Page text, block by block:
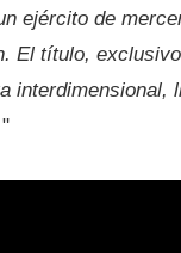
ejército de
El título,
interdimensional,
"